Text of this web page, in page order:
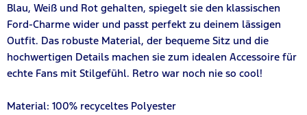
Blau, Weiß und Rot gehalten, spiegelt sie den klassischen
Ford-Charme wider und passt perfekt zu deinem lässigen
Outfit. Das robuste Material, der bequeme Sitz und die
hochwertigen Details machen sie zum idealen Accessoire für
echte Fans mit Stilgefühl. Retro war noch nie so cool!
Material: 100% recyceltes Polyester